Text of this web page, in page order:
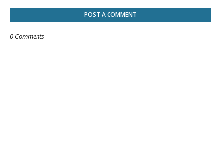
POST A COMMENT
0 Comments